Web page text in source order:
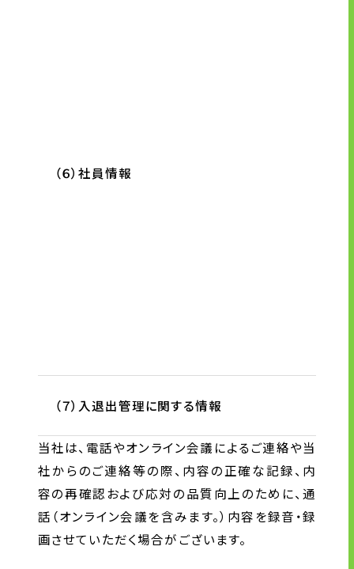
（６）社員情報
（７）入退出管理に関する情報
当社は、電話やオンライン会議によるご連絡や当
社からのご連絡等の際、内容の正確な記録、内
容の再確認および応対の品質向上のために、通
話（オンライン会議を含みます。）内容を録音・録
画させていただく場合がございます。